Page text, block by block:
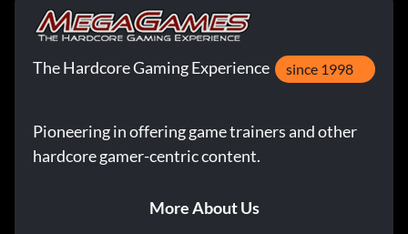
The Hardcore Gaming Experience since 1998
Pioneering in offering game trainers and other
hardcore gamer-centric content.
More About Us